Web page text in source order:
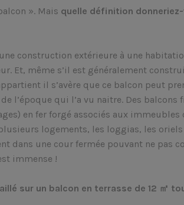
». Mais quelle définition
construction extérieure à une
Et, même s’il est généralement
il s’avère que ce balcon peut
l’époque qui l’a vu naitre. Des balcons
en fer forgé associés aux immeubles
logements, les loggias, les
dans une cour fermée pouvant ne pas
immense !
sur un balcon en terrasse de 12 ㎡